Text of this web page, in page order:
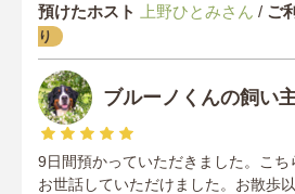
預けたホスト 上野ひとみさん / ご
り
ブルーノくんの飼い
9日間預かっていただきました。こち
お世話していただけました。お散歩